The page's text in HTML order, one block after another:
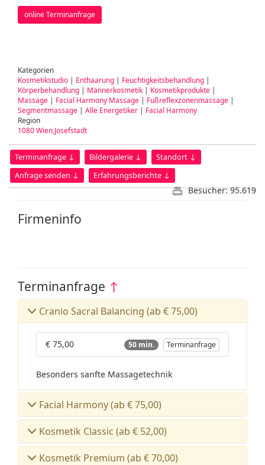
online Terminanfrage
Kategorien
Kosmetikstudio | Enthaarung | Feuchtigkeitsbehandlung |
Körperbehandlung | Männerkosmetik | Kosmetikprodukte |
Massage | Facial Harmony Massage | Fußreflexzonenmassage |
Segmentmassage | Alle Energetiker | Facial Harmony
Region
1080 Wien,Josefstadt
Terminanfrage ↓ Bildergalerie ↓
Standort ↓
Anfrage senden ↓
Erfahrungsberichte ↓
Besucher: 95.619
Firmeninfo
Terminanfrage ↑
Cranio Sacral Balancing (ab € 75,00)
50 min. Terminanfrage
€ 75,00
Besonders sanfte Massagetechnik
Facial Harmony (ab € 75,00)
Kosmetik Classic (ab € 52,00)
Kosmetik Premium (ab € 70,00)